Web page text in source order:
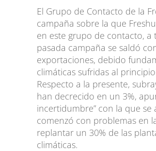
El Grupo de Contacto de la
campaña sobre la que
en este grupo de contacto, a
pasada campaña se saldó
exportaciones, debido
climáticas sufridas al
Respecto a la presente,
han decrecido en un 3%,
incertidumbre” con la que
comenzó con problemas en
replantar un 30% de las
climáticas.